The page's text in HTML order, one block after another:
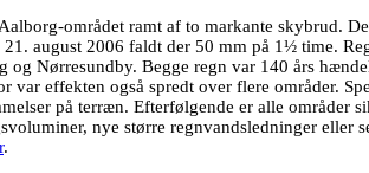
området ramt af to markante skybrud.
august 2006 faldt der 50 mm på 1½ time.
og Nørresundby. Begge regn var 140 års
var effekten også spredt over flere områder.
på terræn. Efterfølgende er alle områder
nye større regnvandsledninger eller
.